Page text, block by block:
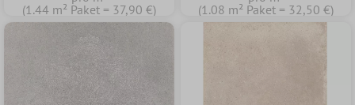
(1.44 m² Paket = 37,90 €)
(1.08 m² Paket = 32,50 €)